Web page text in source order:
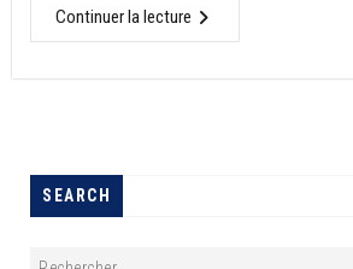
Continuer la lecture
SEARCH